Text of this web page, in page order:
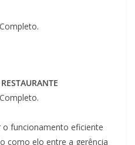
o funcionamento eficiente
como elo entre a gerência